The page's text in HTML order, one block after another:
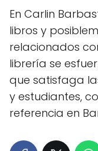
En Carlin
libros y
relacionados
librería se
que satisfaga
y estudiantes,
referencia en